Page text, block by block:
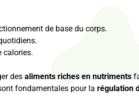
de base du corps.
calories.
des aliments riches en nutriments
fondamentales pour la régulation